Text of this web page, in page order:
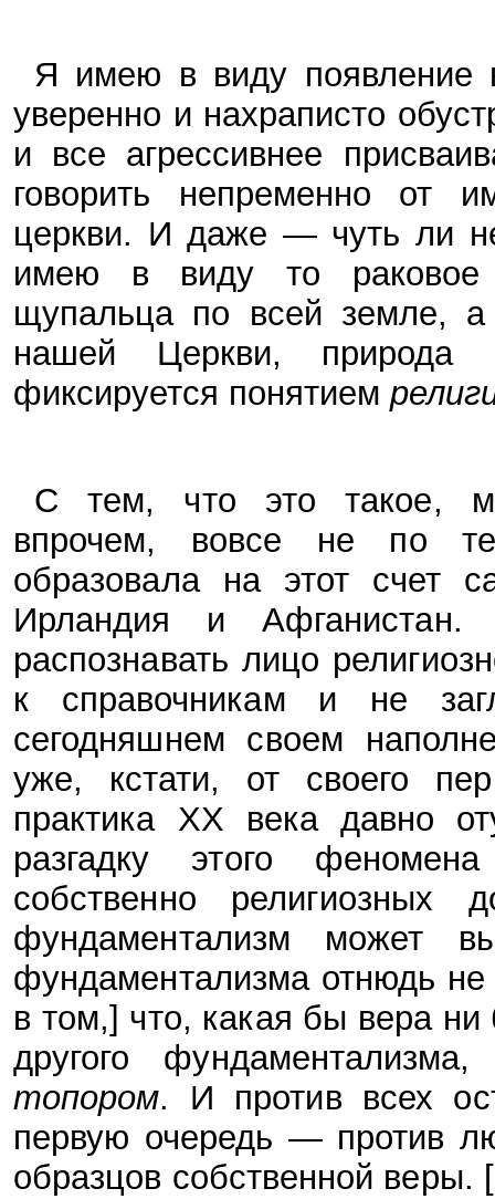
Я имею в виду появление
уверенно и нахраписто
и все агрессивнее
говорить непременно от
церкви. И даже — чуть ли
имею в виду то раковое
щупальца по всей земле,
нашей Церкви, природа
фиксируется понятием
С тем, что это такое,
впрочем, вовсе не по
образовала на этот
Ирландия и
распознавать лицо
к справочникам и не
сегодняшнем своем
уже, кстати, от своего
практика XX века давно
разгадку этого
собственно религиозных
фундаментализм может
фундаментализма отнюдь
в том,] что, какая бы вера
другого
топором. И против всех
первую очередь — против
образцов собственной